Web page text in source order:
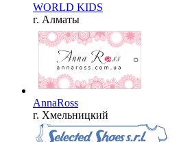
WORLD KIDS
г. Алматы
AnnaRoss
г. Хмельницкий